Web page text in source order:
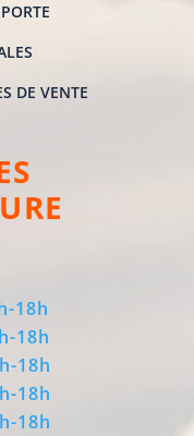
DE VENTE
18h
18h
18h
18h